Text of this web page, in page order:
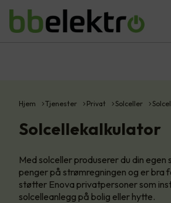
Hjem Tjenester Privat Solceller
Solcellekalkulator
Med solceller produserer du din
penger på strømregningen og er bra
støtter Enova privatpersoner som
solcelleanlegg på bolig eller hytte.